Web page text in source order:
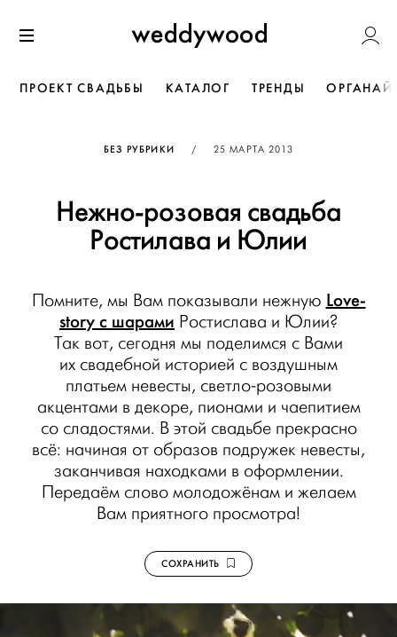
к содержанию
Weddywood
ПРОЕКТ СВАДЬБЫ КАТАЛОГ ТРЕНДЫ
БЕЗ РУБРИКИ / ОПУБЛИКОВАНО
25 МАРТА 2013
Нежно-розовая свадьба
Ростилава и Юлии
Помните, мы Вам показывали нежную Love-
story с шарами Ростислава и Юлии?
Так вот, сегодня мы поделимся с Вами
их свадебной историей с воздушным
платьем невесты, светло-розовыми
акцентами в декоре, пионами и чаепитием
со сладостями. В этой свадьбе прекрасно
всё: начиная от образов подружек невесты,
заканчивая находками в оформлении.
Передаём слово молодожёнам и желаем
Вам приятного просмотра!
СОХРАНИТЬ